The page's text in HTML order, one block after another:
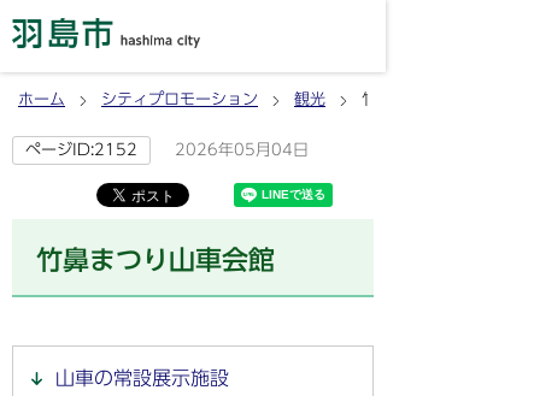
ホーム シティプロモーション 観光 竹鼻まつり山車会館
ページID:2152 2026年05月04日
竹鼻まつり山車会館
山車の常設展示施設